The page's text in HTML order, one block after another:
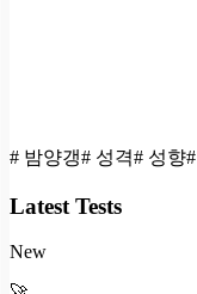
# 밤양갱# 성격# 성향#
Latest Tests
New